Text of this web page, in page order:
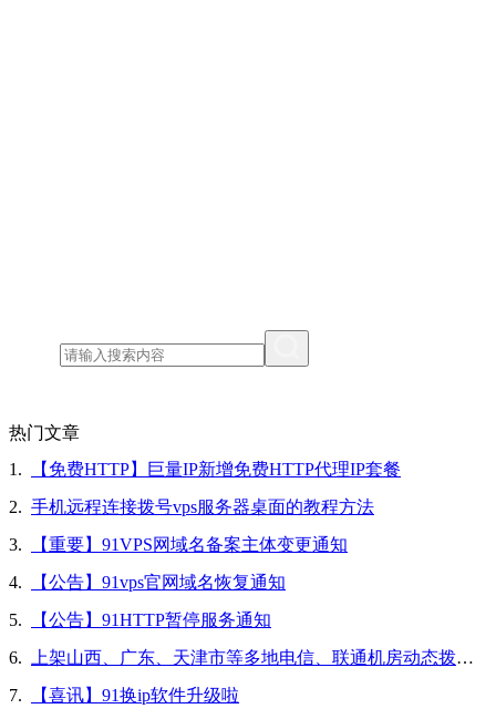
热门文章
1.
【免费HTTP】巨量IP新增免费HTTP代理IP套餐
2. 手机远程连接拨号vps服务器桌面的教程方法
3.
【重要】91VPS网域名备案主体变更通知
4.
【公告】91vps官网域名恢复通知
5.
【公告】91HTTP暂停服务通知
6.
上架山西、广东、天津市等多地电信、联通机房动态拨号vps
7.
【喜讯】91换ip软件升级啦